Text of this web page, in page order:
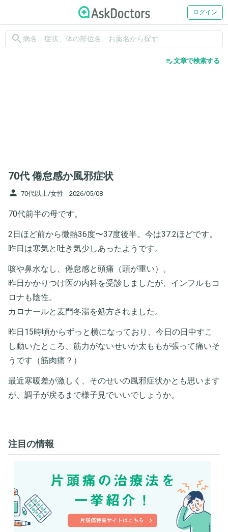
ログイン
search
edit_note文章で検索する
70代 倦怠感か風邪症状
person 70代以上/女性 - 2026/05/08
70代前半の母です。
2日ほど前から微熱36度〜37度後半。今は37.2ほどです。
昨日は寒気と吐き気少しあったようです。
咳や鼻水なし、倦怠感と頭痛（頭が重い）。
昨日かかりつけ医の内科を受診しましたが、インフルもコ
ロナも陰性。
カロナールと麦門冬湯を処方されました。
昨日15時頃からずっと横になっており、今日の日中すこ
し動いたところ、筋力がないせいか太ももが張って痛いそ
うです（筋肉痛？）
最近寒暖差が激しく、そのせいの風邪症状かとも思います
が、調子が戻るまで様子見でいいでしょうか。
注目の情報